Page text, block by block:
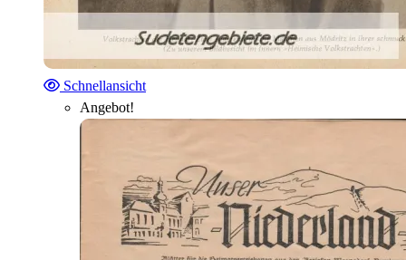
Schnellansicht
Angebot!